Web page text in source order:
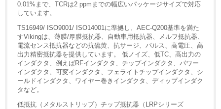
0.01%まで、TCRは2 ppmまでの幅広いパッケージサイズで対応
しています。
TS16949/ ISO9001/ ISO14001に準拠し、AEC-Q200基準を満た
すVikingは、薄膜/厚膜抵抗器、自動車用抵抗器、メルフ抵抗器、
電流センス抵抗器などの抗硫黄、抗サージ、パルス、高電圧、高
出力精密抵抗器を提供しています。 低ノイズ、低TC、高出力の
インダクタ、例えばRFインダクタ、チップインダクタ、パワー
インダクタ、可変インダクタ、フェライトチップインダクタ、シ
ールドインダクタ、ワイヤー巻きインダクタ、ディップインダク
タなど。
低抵抗（メタルストリップ）チップ抵抗器（LRPシリーズ